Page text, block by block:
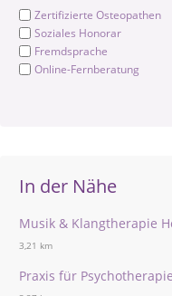
Zertifizierte Osteopathen
Soziales Honorar
Fremdsprache
Online-Fernberatung
In der Nähe
Musik & Klangtherapie
3,21 km
Praxis für